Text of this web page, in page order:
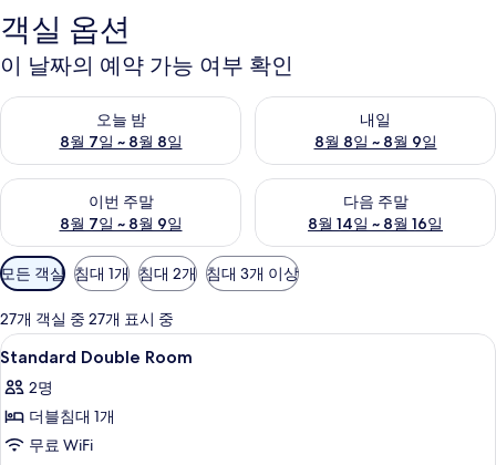
객실 옵션
이 날짜의 예약 가능 여부 확인
오늘 밤
8월 7일 ~ 8월 8일
오늘 밤 예약 가능 여부 확인, 8월 7일 ~ 8월 8일
내일
8월 8일 ~ 8월 9일
내일 예약 가능 여부 확인, 8월
이번 주말
8월 7일 ~ 8월 9일
이번 주말 예약 가능 여부 확인, 8월 7일 ~ 8월 9일
다음 주말
8월 14일 ~ 8월 16일
다음 주말 예약 가능 여부 확인,
객
실
에
사
용
가
능
한
모든 객실 침대 1개 침대 2개 침대 3개 이상
27개 객실 중 27개 표시 중
Standard
Double
Room
사
진
1
Standard Double Room
2명
더블침대 1개
무료 WiFi